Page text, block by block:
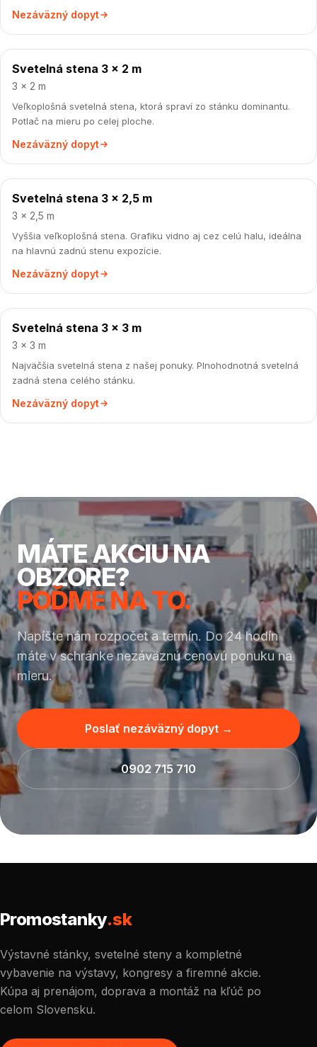
Nezáväzný dopyt
cena na vyžiadanie
Svetelná stena 3 × 2 m
3 × 2 m
Veľkoplošná svetelná stena, ktorá spraví zo stánku dominantu.
Potlač na mieru po celej ploche.
Nezáväzný dopyt
cena na vyžiadanie
Svetelná stena 3 × 2,5 m
3 × 2,5 m
Vyššia veľkoplošná stena. Grafiku vidno aj cez celú halu, ideálna
na hlavnú zadnú stenu expozície.
Nezáväzný dopyt
cena na vyžiadanie
Svetelná stena 3 × 3 m
3 × 3 m
Najväčšia svetelná stena z našej ponuky. Plnohodnotná svetelná
zadná stena celého stánku.
Nezáväzný dopyt
MÁTE AKCIU NA
OBZORE?
POĎME NA TO.
Napíšte nám rozpočet a termín. Do 24 hodín
máte v schránke nezáväznú cenovú ponuku na
mieru.
Poslať nezáväzný dopyt →
0902 715 710
Promostanky.sk
Výstavné stánky, svetelné steny a kompletné
vybavenie na výstavy, kongresy a firemné akcie.
Kúpa aj prenájom, doprava a montáž na kľúč po
celom Slovensku.